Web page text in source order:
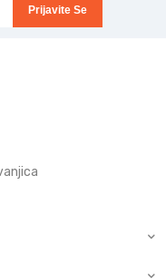
Prijavite Se